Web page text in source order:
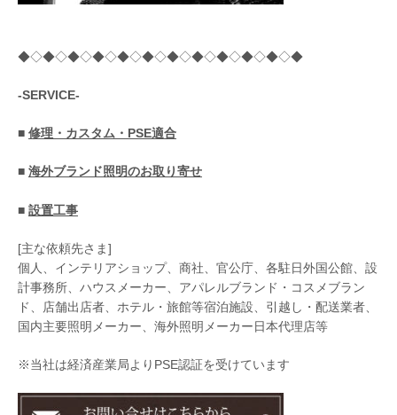
◆◇◆◇◆◇◆◇◆◇◆◇◆◇◆◇◆◇◆◇◆◇◆
-SERVICE-
■ 修理・カスタム・PSE適合
■ 海外ブランド照明のお取り寄せ
■ 設置工事
[主な依頼先さま]
個人、インテリアショップ、商社、官公庁、各駐日外国公館、設
計事務所、ハウスメーカー、アパレルブランド・コスメブラン
ド、店舗出店者、ホテル・旅館等宿泊施設、引越し・配送業者、
国内主要照明メーカー、海外照明メーカー日本代理店等
※当社は経済産業局よりPSE認証を受けています